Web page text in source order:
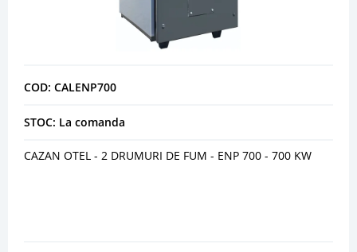
COD: CALENP700
STOC: La comanda
CAZAN OTEL - 2 DRUMURI DE FUM - ENP 700 - 700 KW